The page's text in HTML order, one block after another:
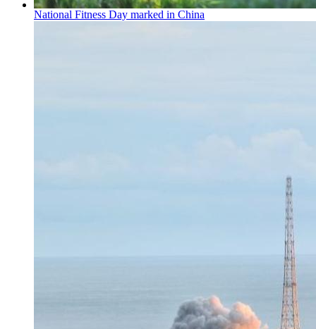
National Fitness Day marked in China